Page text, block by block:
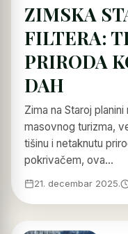
ZIMSKA
FILTERA:
PRIRODA
DAH
Zima na Staroj
masovnog turizma,
tišinu i netaknutu
pokrivačem, ova…
21. decembar 2025.